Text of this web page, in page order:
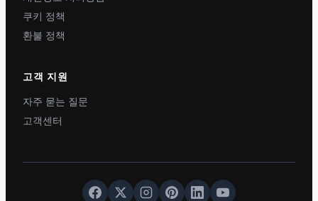
쿠키 정책
환불 정책
고객 지원
자주 묻는 질문
고객센터